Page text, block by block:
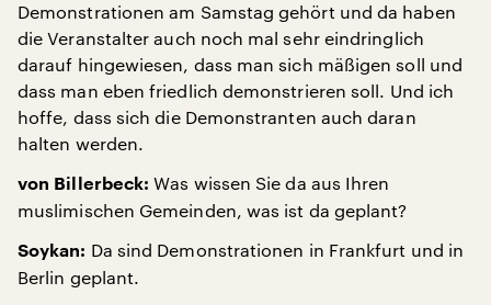
Demonstrationen am Samstag gehört und da haben
die Veranstalter auch noch mal sehr eindringlich
darauf hingewiesen, dass man sich mäßigen soll und
dass man eben friedlich demonstrieren soll. Und ich
hoffe, dass sich die Demonstranten auch daran
halten werden.
von Billerbeck: Was wissen Sie da aus Ihren
muslimischen Gemeinden, was ist da geplant?
Soykan: Da sind Demonstrationen in Frankfurt und in
Berlin geplant.